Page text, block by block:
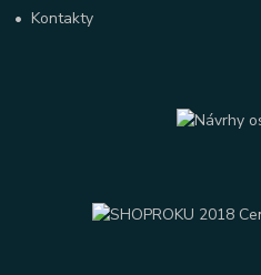
•Kontakty